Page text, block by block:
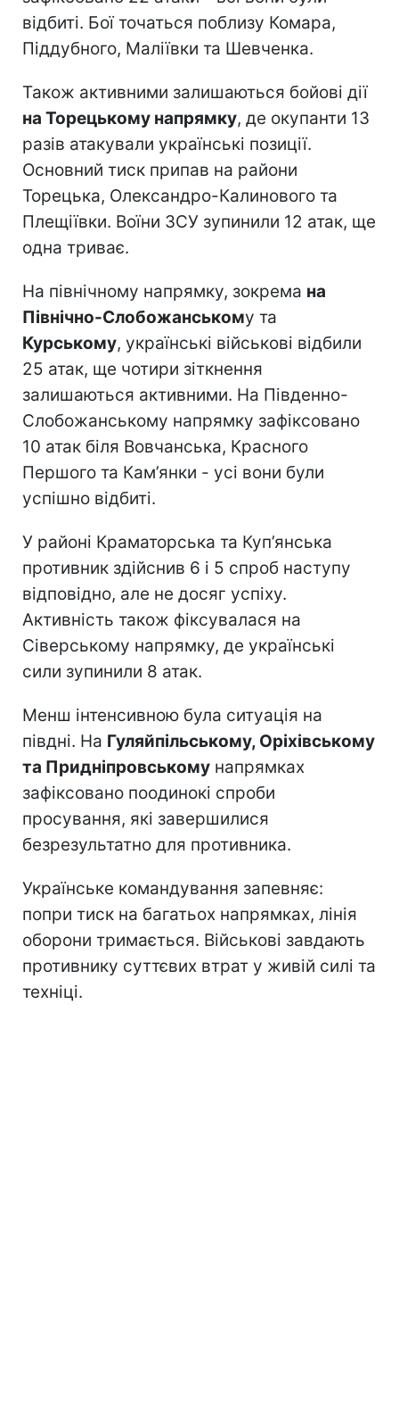
відбиті. Бої точаться поблизу Комара,
Піддубного, Маліївки та Шевченка.
Також активними залишаються бойові дії
на Торецькому напрямку, де окупанти 13
разів атакували українські позиції.
Основний тиск припав на райони
Торецька, Олександро-Калинового та
Плещіївки. Воїни ЗСУ зупинили 12 атак, ще
одна триває.
На північному напрямку, зокрема на
Північно-Слобожанському та
Курському, українські військові відбили
25 атак, ще чотири зіткнення
залишаються активними. На Південно-
Слобожанському напрямку зафіксовано
10 атак біля Вовчанська, Красного
Першого та Кам’янки - усі вони були
успішно відбиті.
У районі Краматорська та Куп’янська
противник здійснив 6 і 5 спроб наступу
відповідно, але не досяг успіху.
Активність також фіксувалася на
Сіверському напрямку, де українські
сили зупинили 8 атак.
Менш інтенсивною була ситуація на
півдні. На Гуляйпільському, Оріхівському
та Придніпровському напрямках
зафіксовано поодинокі спроби
просування, які завершилися
безрезультатно для противника.
Українське командування запевняє:
попри тиск на багатьох напрямках, лінія
оборони тримається. Військові завдають
противнику суттєвих втрат у живій силі та
техніці.